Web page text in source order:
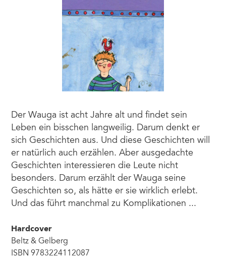
Der Wauga ist acht Jahre alt und findet sein
Leben ein bisschen langweilig. Darum denkt er
sich Geschichten aus. Und diese Geschichten will
er natürlich auch erzählen. Aber ausgedachte
Geschichten interessieren die Leute nicht
besonders. Darum erzählt der Wauga seine
Geschichten so, als hätte er sie wirklich erlebt.
Und das führt manchmal zu Komplikationen ...
Hardcover
Beltz & Gelberg
ISBN 9783224112087